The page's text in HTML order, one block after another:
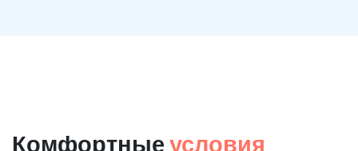
Комфортные условия